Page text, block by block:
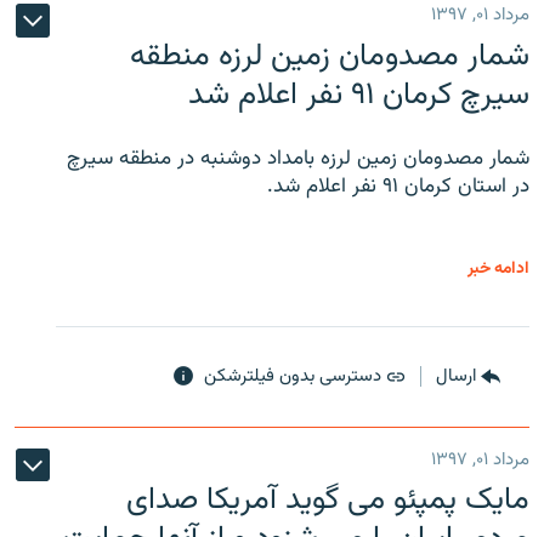
مرداد ۰۱, ۱۳۹۷
شمار مصدومان زمین لرزه منطقه
سیرچ کرمان ۹۱ نفر اعلام شد
شمار مصدومان زمین لرزه بامداد دوشنبه در منطقه سیرچ
در استان کرمان ۹۱ نفر اعلام شد.
ادامه خبر
ارسال دسترسی بدون فیلترشکن
مرداد ۰۱, ۱۳۹۷
مایک پمپئو می گوید آمریکا صدای